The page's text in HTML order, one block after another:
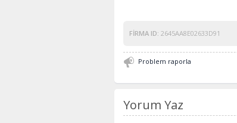
FIRMA ID: 2645AA8E02633D91
Problem raporla
Yorum Yaz